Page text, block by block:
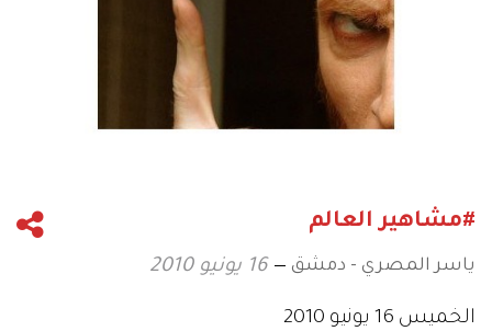
#مشاهير العالم
ياسر المصري - دمشق 16 يونيو 2010
الخميس 16 يونيو 2010